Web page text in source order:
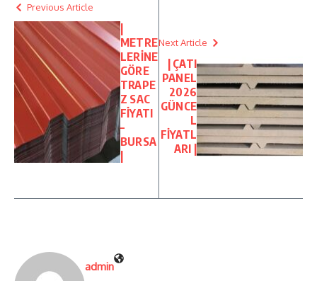
Previous Article
|
METRE
LERİNE
GÖRE
TRAPE
Z SAC
FİYATI
–
BURSA
|
Next Article
| ÇATI
PANEL
2026
GÜNCE
L
FİYATL
ARI |
admin